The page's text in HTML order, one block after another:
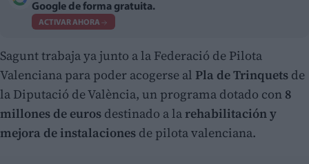
Google de forma gratuita.
ACTIVAR AHORA
Sagunt trabaja ya junto a la Federació de Pilota
Valenciana para poder acogerse al Pla de Trinquets de
la Diputació de València, un programa dotado con 8
millones de euros destinado a larehabilitación y
mejora de instalaciones de pilota valenciana.